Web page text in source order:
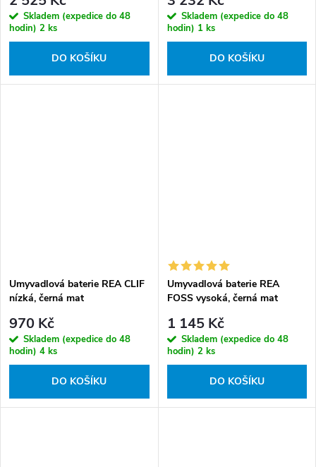
Skladem (expedice do 48
hodin) 2 ks
DO KOŠÍKU
Skladem (expedice do 48
hodin) 1 ks
DO KOŠÍKU
Umyvadlová baterie REA CLIF
nízká, černá mat
970 Kč
Skladem (expedice do 48
hodin) 4 ks
DO KOŠÍKU
Umyvadlová baterie REA
FOSS vysoká, černá mat
1 145 Kč
Skladem (expedice do 48
hodin) 2 ks
DO KOŠÍKU